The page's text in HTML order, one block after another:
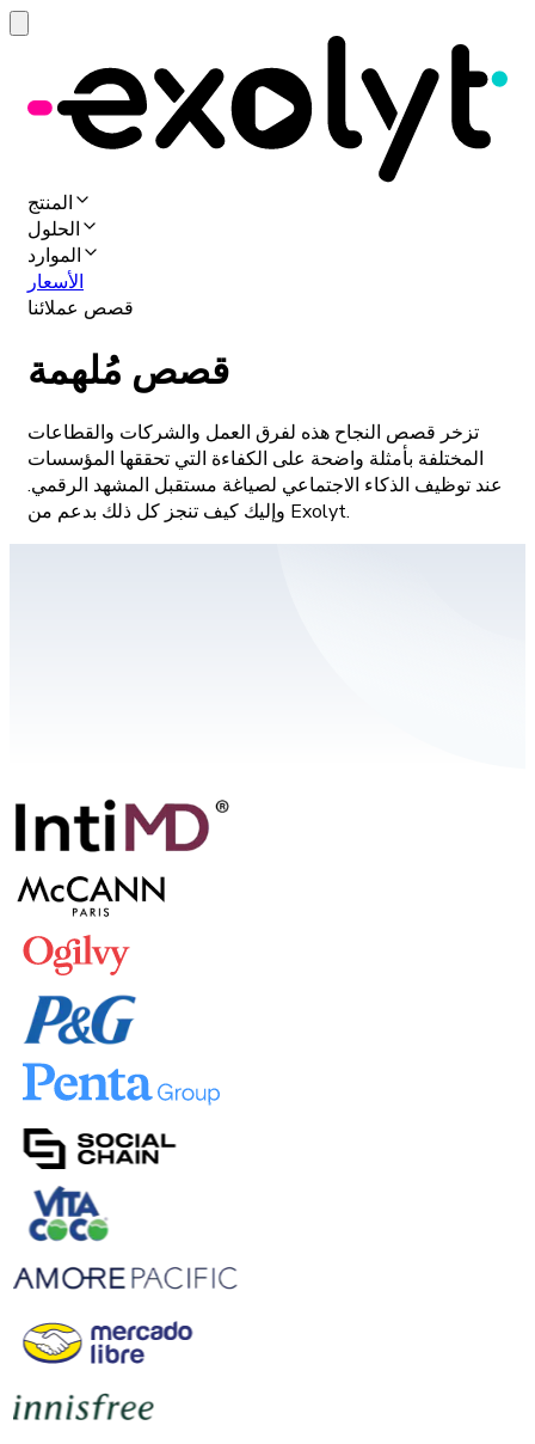
المنتج
الحلول
الموارد
الأسعار
قصص عملائنا
قصص مُلهمة
تزخر قصص النجاح هذه لفرق العمل والشركات والقطاعات
المختلفة بأمثلة واضحة على الكفاءة التي تحققها المؤسسات
عند توظيف الذكاء الاجتماعي لصياغة مستقبل المشهد الرقمي.
وإليك كيف تنجز كل ذلك بدعم من Exolyt.